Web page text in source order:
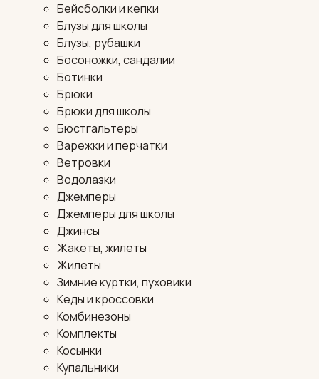
Бейсболки и кепки
Блузы для школы
Блузы, рубашки
Босоножки, сандалии
Ботинки
Брюки
Брюки для школы
Бюстгальтеры
Варежки и перчатки
Ветровки
Водолазки
Джемперы
Джемперы для школы
Джинсы
Жакеты, жилеты
Жилеты
Зимние куртки, пуховики
Кеды и кроссовки
Комбинезоны
Комплекты
Косынки
Купальники